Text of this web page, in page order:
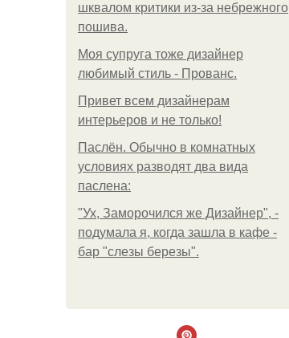
шквалом критики из-за небрежного
пошива.
Моя супруга тоже дизайнер
любимый стиль - Прованс.
Привет всем дизайнерам
интерьеров и не только!
Паслён. Обычно в комнатных
условиях разводят два вида
паслена:
"Ух, Заморочился же Дизайнер", -
подумала я, когда зашла в кафе -
бар "слезы березы".